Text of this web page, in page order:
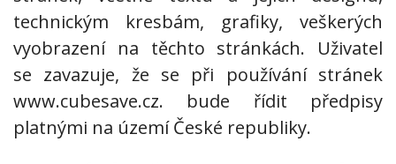
technickým kresbám, grafiky, veškerých
vyobrazení na těchto stránkách. Uživatel
se zavazuje, že se při používání stránek
www.cubesave.cz. bude řídit předpisy
platnými na území České republiky.